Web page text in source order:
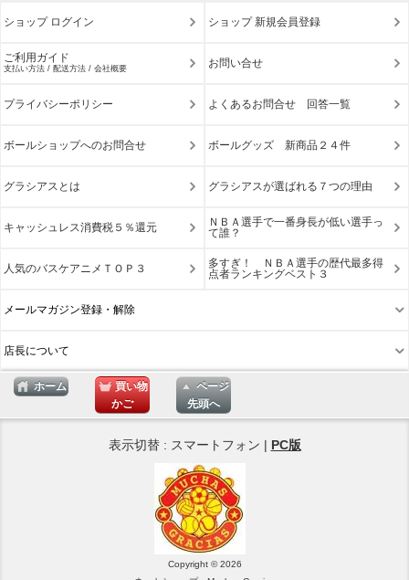
ショップ ログイン ショップ 新規会員登録
ご利用ガイド
支払い方法 / 配送方法 / 会社概要 お問い合せ
プライバシーポリシー よくあるお問合せ 回答一覧
ボールショップへのお問合せ ボールグッズ 新商品２４件
グラシアスとは グラシアスが選ばれる７つの理由
キャッシュレス消費税５％還元
ＮＢＡ選手で一番身長が低い選手っ
て誰？
人気のバスケアニメＴＯＰ３
多すぎ！ ＮＢＡ選手の歴代最多得
点者ランキングベスト３
メールマガジン登録・解除
店長について
ホーム
買い物
かご
ページ
先頭へ
表示切替 : スマートフォン | PC版
Copyright © 2026